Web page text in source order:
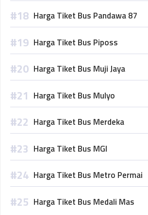
Harga Tiket Bus Pandawa 87
Harga Tiket Bus Piposs
Harga Tiket Bus Muji Jaya
Harga Tiket Bus Mulyo
Harga Tiket Bus Merdeka
Harga Tiket Bus MGI
Harga Tiket Bus Metro Permai
Harga Tiket Bus Medali Mas